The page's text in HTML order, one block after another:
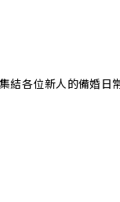
各位新人的備婚日